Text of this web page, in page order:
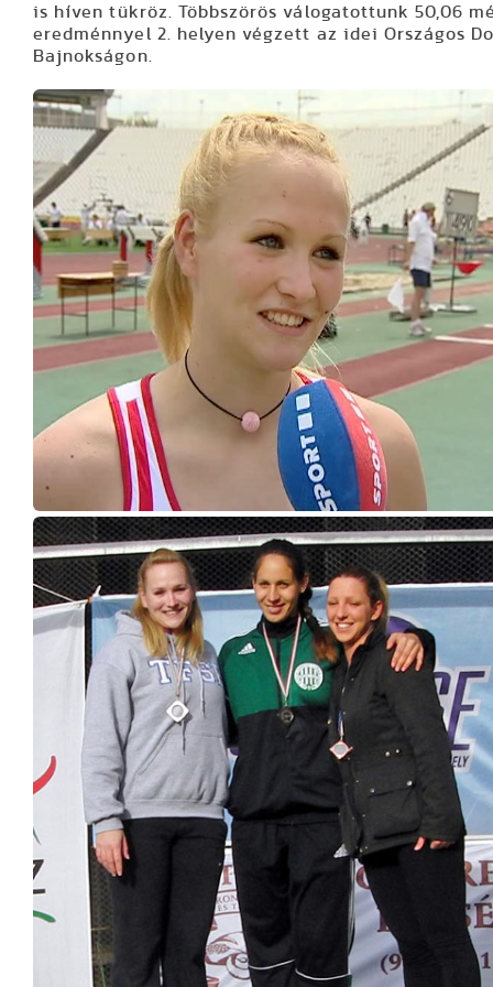
is híven tükröz. Többszörös válogatottunk 50,06
eredménnyel 2. helyen végzett az idei Országos
Bajnokságon.